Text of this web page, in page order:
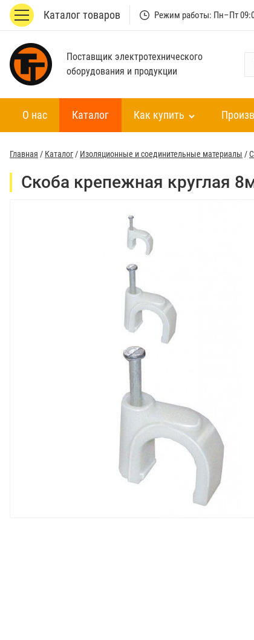
Каталог товаров Режим работы: Пн–Пт
Поставщик электротехнического
оборудования и продукции
с
к
п
к
т
О нас Каталог Как купить
Главная / Каталог/ Изоляционные и соединительные материалы /
Скоба крепежная круглая